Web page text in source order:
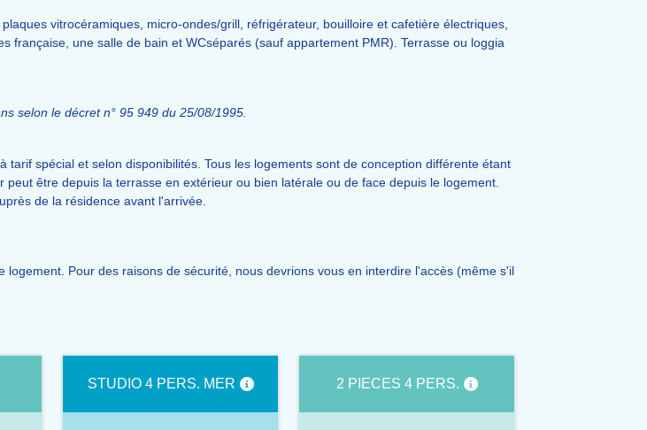
vitrocéramiques, micro-ondes/grill, réfrigérateur, bouilloire et cafetière électriques,
française, une salle de bain et WCséparés (sauf appartement PMR). Terrasse ou loggia
selon le décret n° 95 949 du 25/08/1995.
spécial et selon disponibilités. Tous les logements sont de conception différente étant
être depuis la terrasse en extérieur ou bien latérale ou de face depuis le logement.
de la résidence avant l'arrivée.
Pour des raisons de sécurité, nous devrions vous en interdire l'accès (même s'il
STUDIO 4 PERS. MER 2 PIECES 4 PERS.